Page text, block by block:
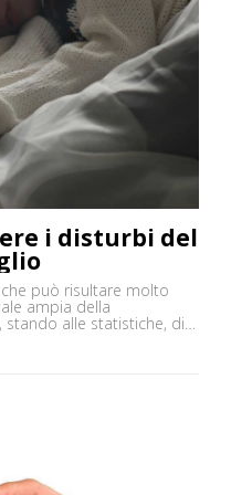
i disturbi del
può risultare molto
ampia della
alle statistiche, di
influiscono non
quella diurna, durante la